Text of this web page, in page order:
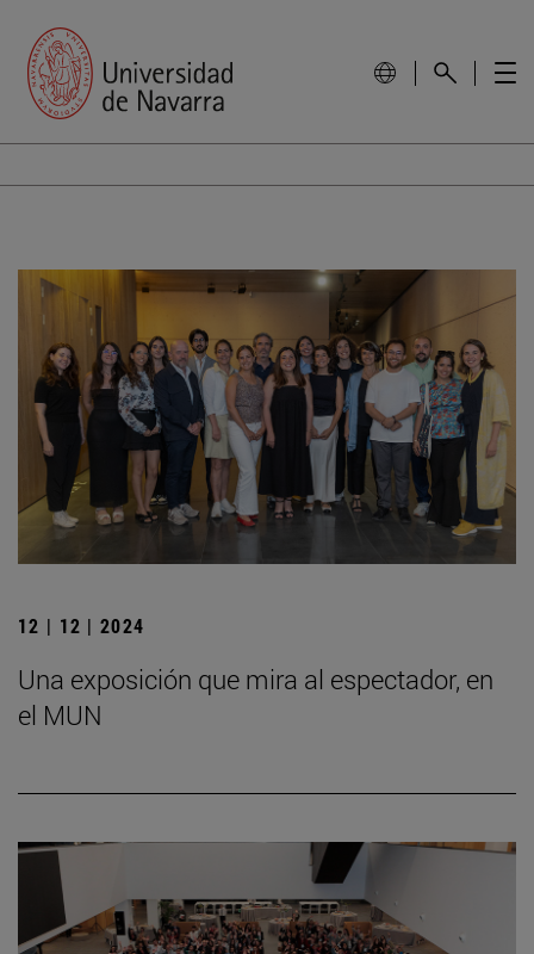
12 | 12 | 2024
Una exposición que mira al espectador, en
el MUN